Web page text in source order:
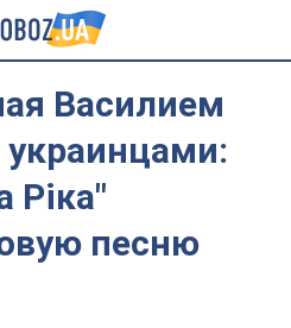
Василием
Ріка"
песню